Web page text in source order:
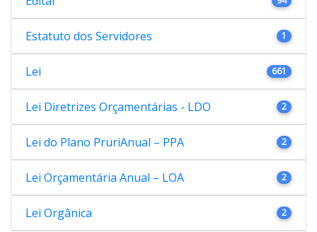
Estatuto dos Servidores 1
Lei 661
Lei Diretrizes Orçamentárias - LDO 2
Lei do Plano PruriAnual – PPA 2
Lei Orçamentária Anual – LOA 2
Lei Orgânica 2